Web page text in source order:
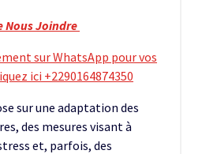
Nous Joindre
sur WhatsApp pour vos
ici +2290164874350
sur une adaptation des
des mesures visant à
et, parfois, des